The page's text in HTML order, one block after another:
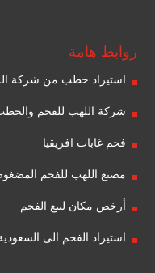
روابط هامة
استيراد حطب من شركة
شركة اللهب للفحم
فحم غابات افريقيا
مصنع اللهب للفحم
أرخص مكان لبيع الفحم
استيراد الفحم الى